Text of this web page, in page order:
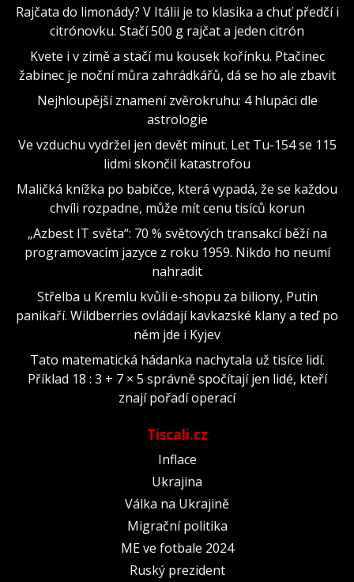
Rajčata do limonády? V Itálii je to klasika a chuť předčí i
citrónovku. Stačí 500 g rajčat a jeden citrón
Kvete i v zimě a stačí mu kousek kořínku. Ptačinec
žabinec je noční můra zahrádkářů, dá se ho ale zbavit
Nejhloupější znamení zvěrokruhu: 4 hlupáci dle
astrologie
Ve vzduchu vydržel jen devět minut. Let Tu-154 se 115
lidmi skončil katastrofou
Maličká knížka po babičce, která vypadá, že se každou
chvíli rozpadne, může mít cenu tisíců korun
„Azbest IT světa“: 70 % světových transakcí běží na
programovacím jazyce z roku 1959. Nikdo ho neumí
nahradit
Střelba u Kremlu kvůli e-shopu za biliony, Putin
panikaří. Wildberries ovládají kavkazské klany a teď po
něm jde i Kyjev
Tato matematická hádanka nachytala už tisíce lidí.
Příklad 18 : 3 + 7 × 5 správně spočítají jen lidé, kteří
znají pořadí operací
Tiscali.cz
Inflace
Ukrajina
Válka na Ukrajině
Migrační politika
ME ve fotbale 2024
Ruský prezident